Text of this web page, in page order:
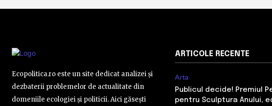
Ecopolitica.ro este un site dedicat analizei și
dezbaterii problemelor de actualitate din
domeniile ecologiei și politicii. Aici găsești
ARTICOLE RECENTE
Arta
Publicul decide! Premiul
pentru Sculptura Anului,